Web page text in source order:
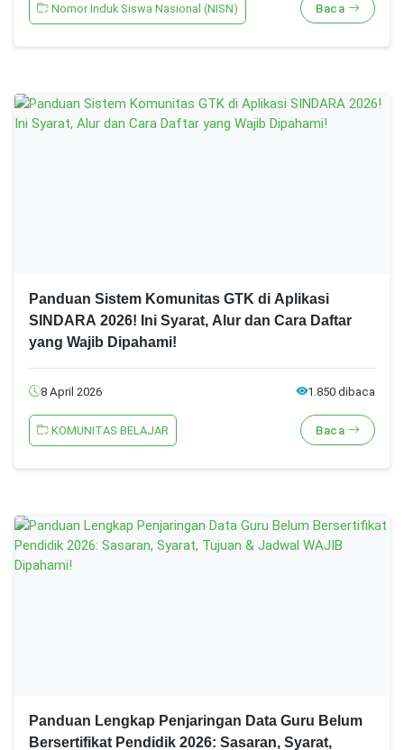
Nomor Induk Siswa Nasional (NISN) Baca
Panduan Sistem Komunitas GTK di Aplikasi
SINDARA 2026! Ini Syarat, Alur dan Cara Daftar
yang Wajib Dipahami!
8 April 2026 1.850 dibaca
KOMUNITAS BELAJAR Baca
Panduan Lengkap Penjaringan Data Guru Belum
Bersertifikat Pendidik 2026: Sasaran, Syarat,